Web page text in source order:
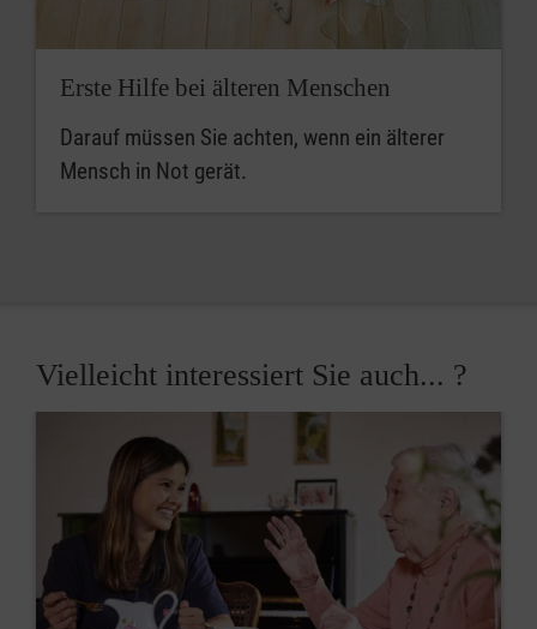
Erste Hilfe bei älteren Menschen
Darauf müssen Sie achten, wenn ein älterer
Mensch in Not gerät.
Vielleicht interessiert Sie auch... ?